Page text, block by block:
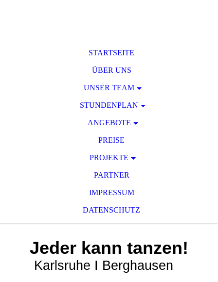
STARTSEITE
ÜBER UNS
UNSER TEAM
STUNDENPLAN
ANGEBOTE
PREISE
PROJEKTE
PARTNER
IMPRESSUM
DATENSCHUTZ
Jeder kann tanzen!
Karlsruhe I Berghausen